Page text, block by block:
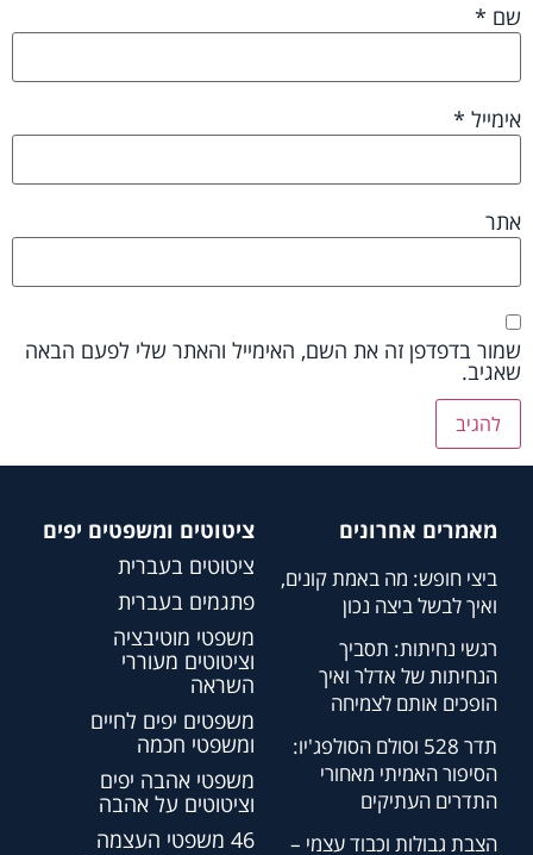
שם *
אימייל *
אתר
שמור בדפדפן זה את השם, האימייל והאתר שלי לפעם הבאה
שאגיב.
מאמרים אחרונים
ביצי חופש: מה באמת קונים,
ואיך לבשל ביצה נכון
רגשי נחיתות: תסביך
הנחיתות של אדלר ואיך
הופכים אותם לצמיחה
תדר 528 וסולם הסולפג'יו:
הסיפור האמיתי מאחורי
התדרים העתיקים
הצבת גבולות וכבוד עצמי –
ציטוטים ומשפטים יפים
ציטוטים בעברית
פתגמים בעברית
משפטי מוטיבציה
וציטוטים מעוררי
השראה
משפטים יפים לחיים
ומשפטי חכמה
משפטי אהבה יפים
וציטוטים על אהבה
46 משפטי העצמה